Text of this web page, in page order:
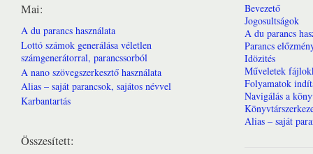
Mai:
A du parancs használata
Lottó számok generálása véletlen
számgenerátorral, parancssorból
A nano szövegszerkesztő használata
Alias – saját parancsok, sajátos névvel
Karbantartás
Összesített:
Bevezető
Jogosultságok
A du parancs
Parancs
Idözités
Műveletek
Folyamatok
Navigálás a
Alias – saját